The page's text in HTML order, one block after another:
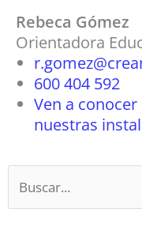
Rebeca Gómez
Orientadora
600 404 592
Ven a
nuestras